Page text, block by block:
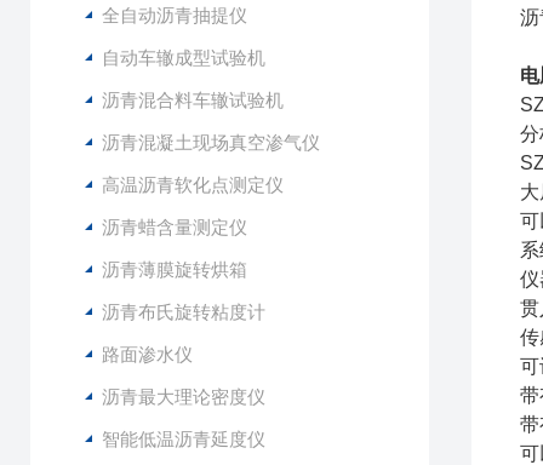
全自动沥青抽提仪
自动车辙成型试验机
沥青混合料车辙试验机
沥青混凝土现场真空渗气仪
高温沥青软化点测定仪
沥青蜡含量测定仪
沥青薄膜旋转烘箱
沥青布氏旋转粘度计
路面渗水仪
沥青最大理论密度仪
智能低温沥青延度仪
沥
分
可
仪
贯
传
可
带
带
可